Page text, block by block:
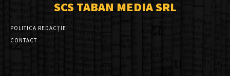
SCS TABAN MEDIA SRL
POLITICA REDACȚIEI
CONTACT